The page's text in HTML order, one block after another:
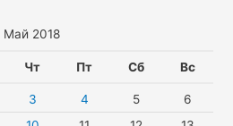
Май 2018
Чт Пт Сб Вс
3 4 5
6